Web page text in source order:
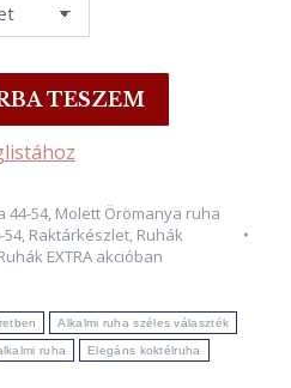
TESZEM
44-54, Molett Örömanya ruha
54, Raktárkészlet, Ruhák
EXTRA akcióban
Alkalmi ruha széles választék
ruha Elegáns koktélruha